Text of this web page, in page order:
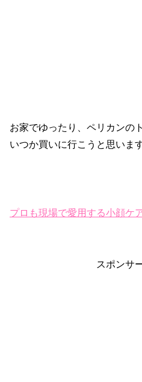
お家でゆったり、ペリカンの
いつか買いに行こうと思います
プロも現場で愛用する小顔ケ
スポンサ